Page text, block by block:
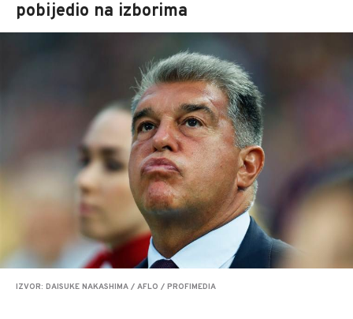
pobijedio na izborima
IZVOR: DAISUKE NAKASHIMA / AFLO / PROFIMEDIA